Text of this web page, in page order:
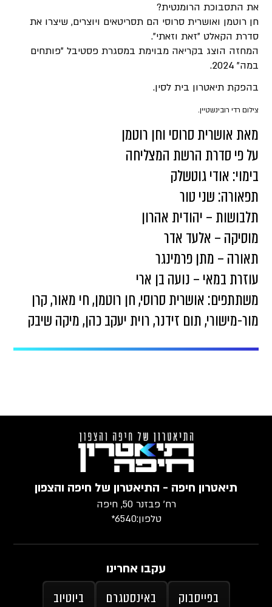
את התסבוכת הרומנטית?
חן רוטמן ואושרית סרוסי הם תסריטאים ויוצרים, שיצרו את
סדרת הקאלט ״זאת וזאתי״.
המחזה הוצג בקריאה מבוימת במסגרת פסטיבל "פותחים
במה" 2024.
בהפקת תיאטרון בית לסין.
צילום רדי רובינשטיין.
מאת אושרית סרוסי וחן רוטמן
על פי סדרת הרשת המצליחה
בימוי: אודי גוטשלק
תפאורה: שני טור
תלבושות – יהודית אהרון
מוסיקה – אלעד אדר
תאורה – מתן פרמינגר
עוזרת במאי – נועה בן ארי
משתתפים: אושרית סרוסי, חן רוטמן, חי מאור, קרן
מור-מישורי, תום זידנר, רוית יעקב כהן, מיקה שיבק
תיאטרון חיפה - התיאטרון של חיפה והצפון
רח׳ פבזנר 50, חיפה
טלפון:6540*
עקבו אחרינו
בפייסבוק באינסטגרם ביוטיוב